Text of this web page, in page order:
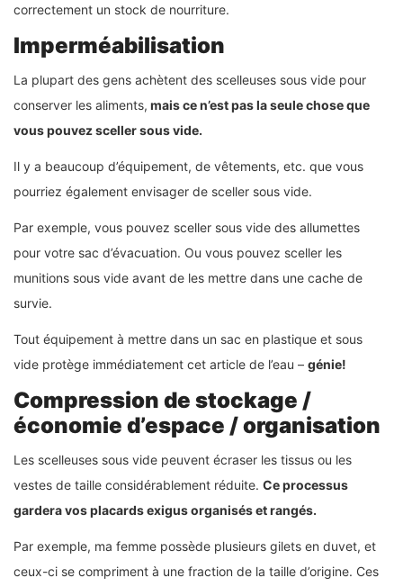
correctement un stock de nourriture.
Imperméabilisation
La plupart des gens achètent des scelleuses sous vide pour
conserver les aliments, mais ce n’est pas la seule chose que
vous pouvez sceller sous vide.
Il y a beaucoup d’équipement, de vêtements, etc. que vous
pourriez également envisager de sceller sous vide.
Par exemple, vous pouvez sceller sous vide des allumettes
pour votre sac d’évacuation. Ou vous pouvez sceller les
munitions sous vide avant de les mettre dans une cache de
survie.
Tout équipement à mettre dans un sac en plastique et sous
vide protège immédiatement cet article de l’eau – génie!
Compression de stockage /
économie d’espace / organisation
Les scelleuses sous vide peuvent écraser les tissus ou les
vestes de taille considérablement réduite. Ce processus
gardera vos placards exigus organisés et rangés.
Par exemple, ma femme possède plusieurs gilets en duvet, et
ceux-ci se compriment à une fraction de la taille d’origine. Ces